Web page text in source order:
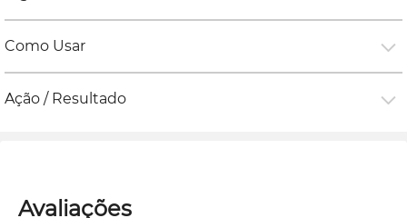
Como Usar
Ação / Resultado
Avaliações